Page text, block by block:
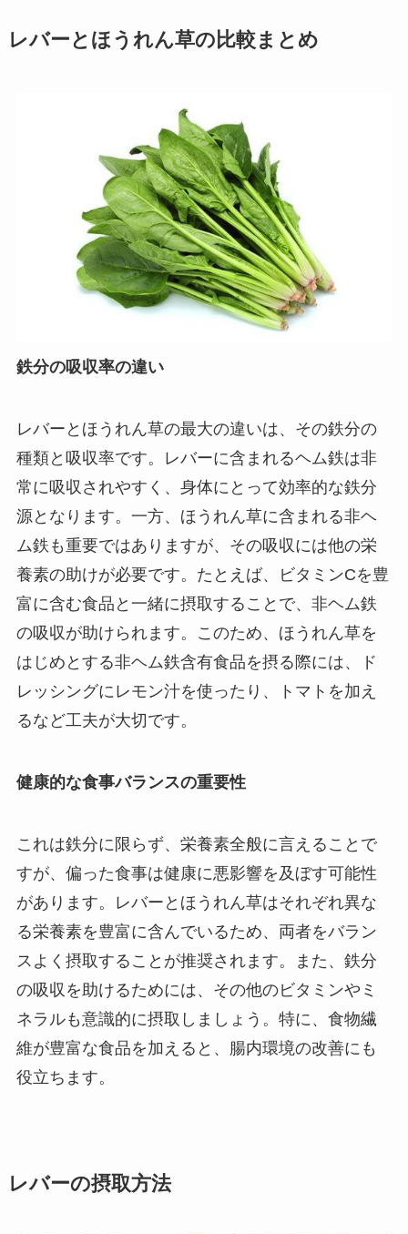
レバーとほうれん草の比較まとめ
鉄分の吸収率の違い
レバーとほうれん草の最大の違いは、その鉄分の
種類と吸収率です。レバーに含まれるヘム鉄は非
常に吸収されやすく、身体にとって効率的な鉄分
源となります。一方、ほうれん草に含まれる非ヘ
ム鉄も重要ではありますが、その吸収には他の栄
養素の助けが必要です。たとえば、ビタミンCを豊
富に含む食品と一緒に摂取することで、非ヘム鉄
の吸収が助けられます。このため、ほうれん草を
はじめとする非ヘム鉄含有食品を摂る際には、ド
レッシングにレモン汁を使ったり、トマトを加え
るなど工夫が大切です。
健康的な食事バランスの重要性
これは鉄分に限らず、栄養素全般に言えることで
すが、偏った食事は健康に悪影響を及ぼす可能性
があります。レバーとほうれん草はそれぞれ異な
る栄養素を豊富に含んでいるため、両者をバラン
スよく摂取することが推奨されます。また、鉄分
の吸収を助けるためには、その他のビタミンやミ
ネラルも意識的に摂取しましょう。特に、食物繊
維が豊富な食品を加えると、腸内環境の改善にも
役立ちます。
レバーの摂取方法